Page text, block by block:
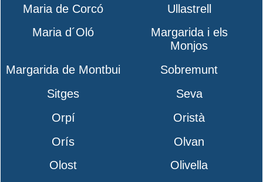
Maria de Corcó
Ullastrell
Maria d´Oló
Margarida i els
Monjos
Margarida de Montbui
Sobremunt
Sitges
Seva
Orpí
Oristà
Orís
Olvan
Olost
Olivella